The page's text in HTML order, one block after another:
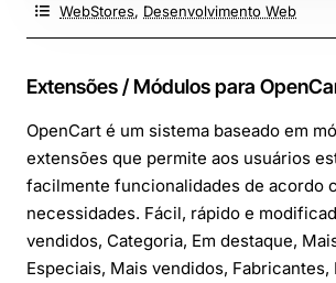
WebStores, Desenvolvimento Web
Extensões / Módulos para
OpenCart é um sistema baseado em
extensões que permite aos usuários
facilmente funcionalidades de acordo
necessidades. Fácil, rápido e
vendidos, Categoria, Em destaque,
Especiais, Mais vendidos, Fabricantes,